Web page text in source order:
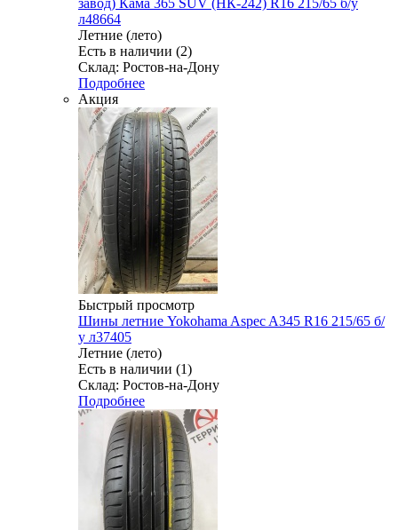
завод) Кама 365 SUV (НК-242) R16 215/65 б/у
л48664
Летние (лето)
Есть в наличии (2)
Склад: Ростов-на-Дону
Подробнее
Акция
Быстрый просмотр
Шины летние Yokohama Aspec A345 R16 215/65 б/
у л37405
Летние (лето)
Есть в наличии (1)
Склад: Ростов-на-Дону
Подробнее